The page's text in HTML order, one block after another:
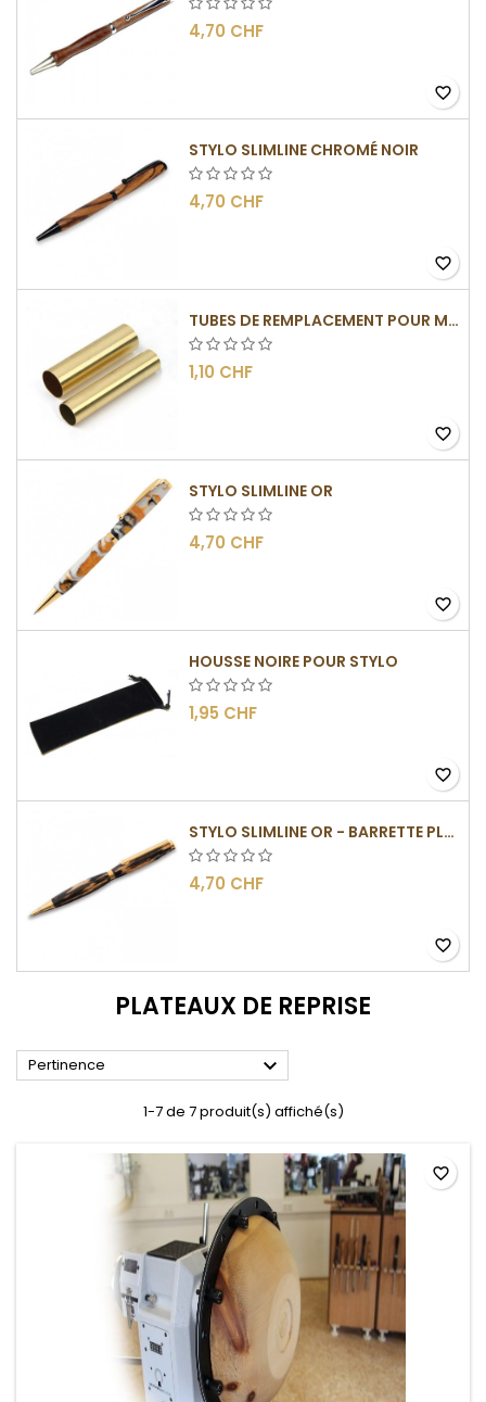
4,70 CHF
favorite_border
STYLO SLIMLINE CHROMÉ NOIR
4,70 CHF
favorite_border
TUBES DE REMPLACEMENT POUR MÉCANISME SLIMLINE
1,10 CHF
favorite_border
STYLO SLIMLINE OR
4,70 CHF
favorite_border
HOUSSE NOIRE POUR STYLO
1,95 CHF
favorite_border
STYLO SLIMLINE OR - BARRETTE PLATE
4,70 CHF
favorite_border
PLATEAUX DE REPRISE
Pertinence 
1-7 de 7 produit(s) affiché(s)
favorite_border